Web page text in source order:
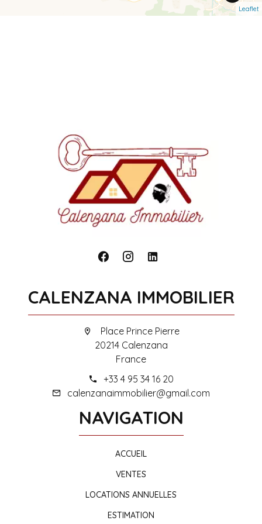
Leaflet
CALENZANA IMMOBILIER
Place Prince Pierre
20214 Calenzana
France
+33 4 95 34 16 20
calenzanaimmobilier@gmail.com
NAVIGATION
ACCUEIL
VENTES
LOCATIONS ANNUELLES
ESTIMATION